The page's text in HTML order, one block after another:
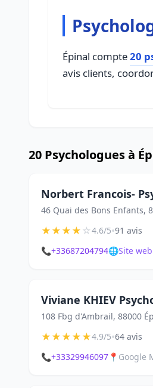
Épinal compte20
avis clients,
20 Psychologues à
Norbert Francois-
46 Quai des Bons Enfants,
★★★★☆4.6/5•91 avis
📞+33687204794🌐Site web
Viviane KHIEV
108 Fbg d'Ambrail, 88000
★★★★★4.9/5•64 avis
📞+33329946097 📍 Google